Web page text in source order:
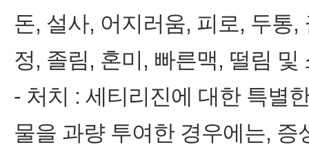
돈, 설사, 어지러움, 피로, 두통
정, 졸림, 혼미, 빠른맥, 떨림 및
- 처치 : 세티리진에 대한 특별
물을 과량 투여한 경우에는,